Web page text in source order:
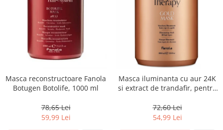
Masca reconstructoare Fanola
Botugen Botolife, 1000 ml
78,65 Lei
59,99 Lei
Masca iluminanta cu aur 24K
si extract de trandafir, pentru
Oro Therapy, 1000 ml
72,60 Lei
54,99 Lei